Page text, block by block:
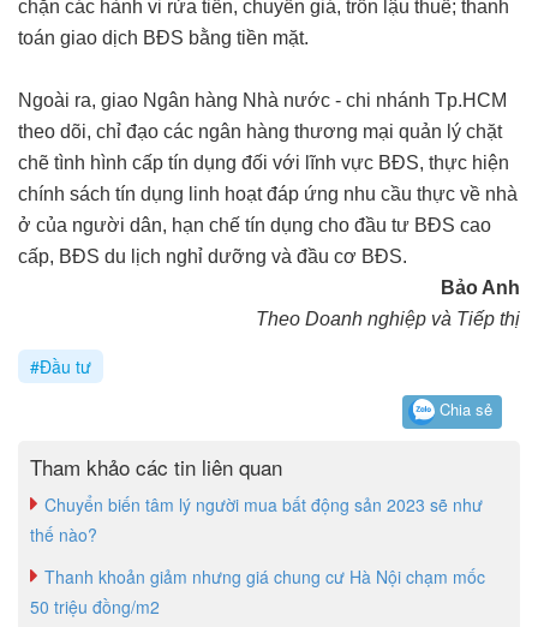
chặn các hành vi rửa tiền, chuyển giá, trốn lậu thuế; thanh
toán giao dịch BĐS bằng tiền mặt.
Ngoài ra, giao Ngân hàng Nhà nước - chi nhánh Tp.HCM
theo dõi, chỉ đạo các ngân hàng thương mại quản lý chặt
chẽ tình hình cấp tín dụng đối với lĩnh vực BĐS, thực hiện
chính sách tín dụng linh hoạt đáp ứng nhu cầu thực về nhà
ở của người dân, hạn chế tín dụng cho đầu tư BĐS cao
cấp, BĐS du lịch nghỉ dưỡng và đầu cơ BĐS.
Bảo Anh
Theo Doanh nghiệp và Tiếp thị
#Đầu tư
Chia sẻ
Tham khảo các tin liên quan
Chuyển biến tâm lý người mua bất động sản 2023 sẽ như
thế nào?
Thanh khoản giảm nhưng giá chung cư Hà Nội chạm mốc
50 triệu đồng/m2